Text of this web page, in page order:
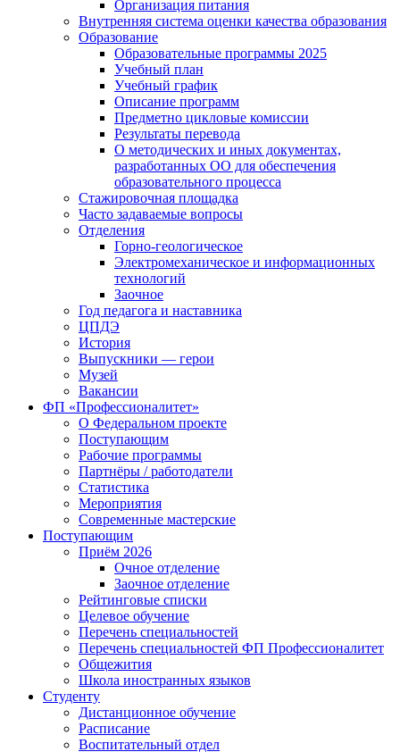
Организация питания
Внутренняя система оценки качества образования
Образование
Образовательные программы 2025
Учебный план
Учебный график
Описание программ
Предметно цикловые комиссии
Результаты перевода
О методических и иных документах,
разработанных ОО для обеспечения
образовательного процесса
Стажировочная площадка
Часто задаваемые вопросы
Отделения
Горно-геологическое
Электромеханическое и информационных
технологий
Заочное
Год педагога и наставника
ЦПДЭ
История
Выпускники — герои
Музей
Вакансии
ФП «Профессионалитет»
О Федеральном проекте
Поступающим
Рабочие программы
Партнёры / работодатели
Статистика
Мероприятия
Современные мастерские
Поступающим
Приём 2026
Очное отделение
Заочное отделение
Рейтинговые списки
Целевое обучение
Перечень специальностей
Перечень специальностей ФП Профессионалитет
Общежития
Школа иностранных языков
Студенту
Дистанционное обучение
Расписание
Воспитательный отдел